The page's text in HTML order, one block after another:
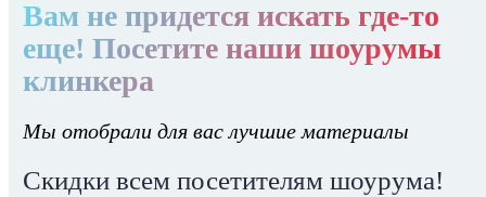
Вам не придется искать где-то
еще! Посетите наши шоурумы
клинкера
Мы отобрали для вас лучшие материалы
Скидки всем посетителям шоурума!